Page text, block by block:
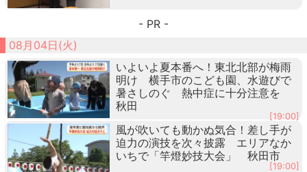
- PR -
08月04日(火)
いよいよ夏本番へ！東北北部が梅雨
明け 横手市のこども園、水遊びで
暑さしのぐ 熱中症に十分注意を
秋田
[19:00]
風が吹いても動かぬ気合！差し手が
迫力の演技を次々披露 エリアなか
いちで「竿燈妙技大会」 秋田市
[19:00]